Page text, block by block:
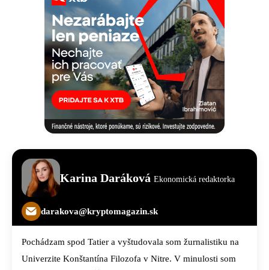
Karina Daráková Ekonomická redaktorka
darakova@kryptomagazin.sk
Pochádzam spod Tatier a vyštudovala som žurnalistiku na
Univerzite Konštantína Filozofa v Nitre. V minulosti som